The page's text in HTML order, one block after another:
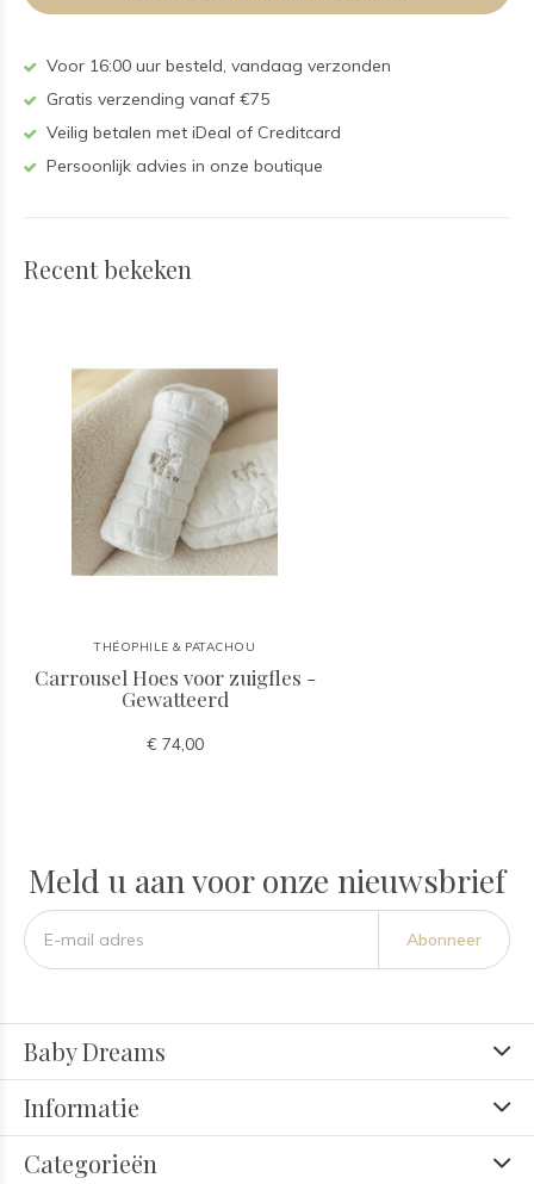
Voor 16:00 uur besteld, vandaag verzonden
Gratis verzending vanaf €75
Veilig betalen met iDeal of Creditcard
Persoonlijk advies in onze boutique
Recent bekeken
THÉOPHILE & PATACHOU
Carrousel Hoes voor zuigfles -
Gewatteerd
€ 74,00
Meld u aan voor onze nieuwsbrief
Abonneer
Baby Dreams
Informatie
Categorieën